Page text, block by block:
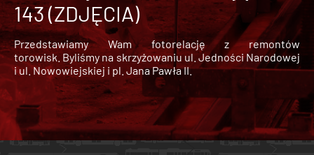
143 (ZDJĘCIA)
Przedstawiamy Wam fotorelację z remontów
torowisk. Byliśmy na skrzyżowaniu ul. Jedności Narodowej
i ul. Nowowiejskiej i pl. Jana Pawła II.